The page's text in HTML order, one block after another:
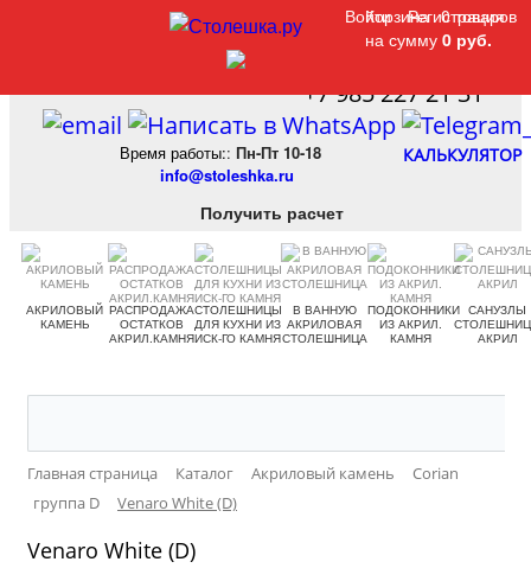
+7 985 227 21 31
КАЛЬКУЛЯТОР
Время работы:: Пн-Пт 10-18
info@stoleshka.ru
Получить расчет
Войти Регистрация
Корзина 0 товаров
на сумму 0 руб.
АКРИЛОВЫЙ
КАМЕНЬ
РАСПРОДАЖА
ОСТАТКОВ
АКРИЛ.КАМНЯ
СТОЛЕШНИЦЫ
ДЛЯ КУХНИ ИЗ
ИСК-ГО КАМНЯ
В ВАННУЮ
АКРИЛОВАЯ
СТОЛЕШНИЦА
ПОДОКОННИКИ
ИЗ АКРИЛ.
КАМНЯ
САНУЗЛЫ
АКРИЛ
Главная страница Каталог Акриловый камень
Corian
группа D
Venaro White (D)
Venaro White (D)
Войти Регистрация
Корзина 0 товаров
на сумму 0 руб.